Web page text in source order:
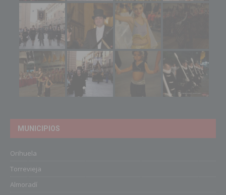
MUNICIPIOS
Orihuela
Torrevieja
Almoradí